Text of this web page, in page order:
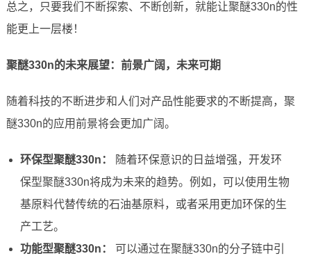
总之，只要我们不断探索、不断创新，就能让聚醚330n的性
能更上一层楼！
聚醚330n的未来展望：前景广阔，未来可期
随着科技的不断进步和人们对产品性能要求的不断提高，聚
醚330n的应用前景将会更加广阔。
环保型聚醚330n：
随着环保意识的日益增强，开发环
保型聚醚330n将成为未来的趋势。例如，可以使用生物
基原料代替传统的石油基原料，或者采用更加环保的生
产工艺。
功能型聚醚330n：
可以通过在聚醚330n的分子链中引